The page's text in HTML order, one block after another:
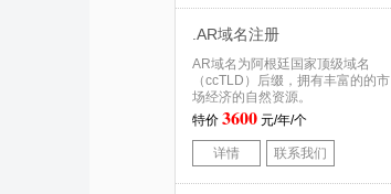
.AR域名注册
AR域名为阿根廷国家顶级域名
（ccTLD）后缀，拥有丰富的的市
场经济的自然资源。
特价 3600 元/年/个
详情 联系我们